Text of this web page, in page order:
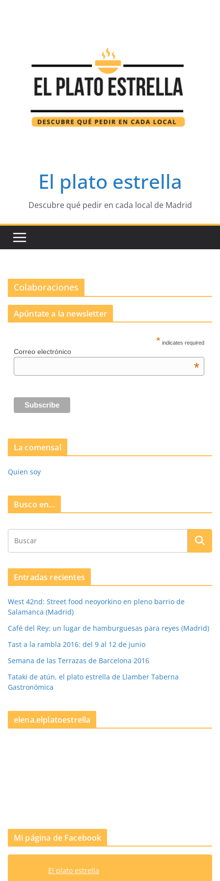
El plato estrella
Descubre qué pedir en cada local de Madrid
Colaboraciones
Apúntate a la newsletter
* indicates required
Correo electrónico
*
La comensal
Quien soy
Busco en…
Entradas recientes
West 42nd: Street food neoyorkino en pleno barrio de
Salamanca (Madrid)
Café del Rey: un lugar de hamburguesas para reyes (Madrid)
Tast a la rambla 2016: del 9 al 12 de junio
Semana de las Terrazas de Barcelona 2016
Tataki de atún, el plato estrella de Llamber Taberna
Gastronómica
elena.elplatoestrella
Mi página de Facebook
El plato estrella